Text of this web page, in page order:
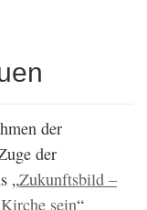
der
der
„Zukunftsbild –
sein“